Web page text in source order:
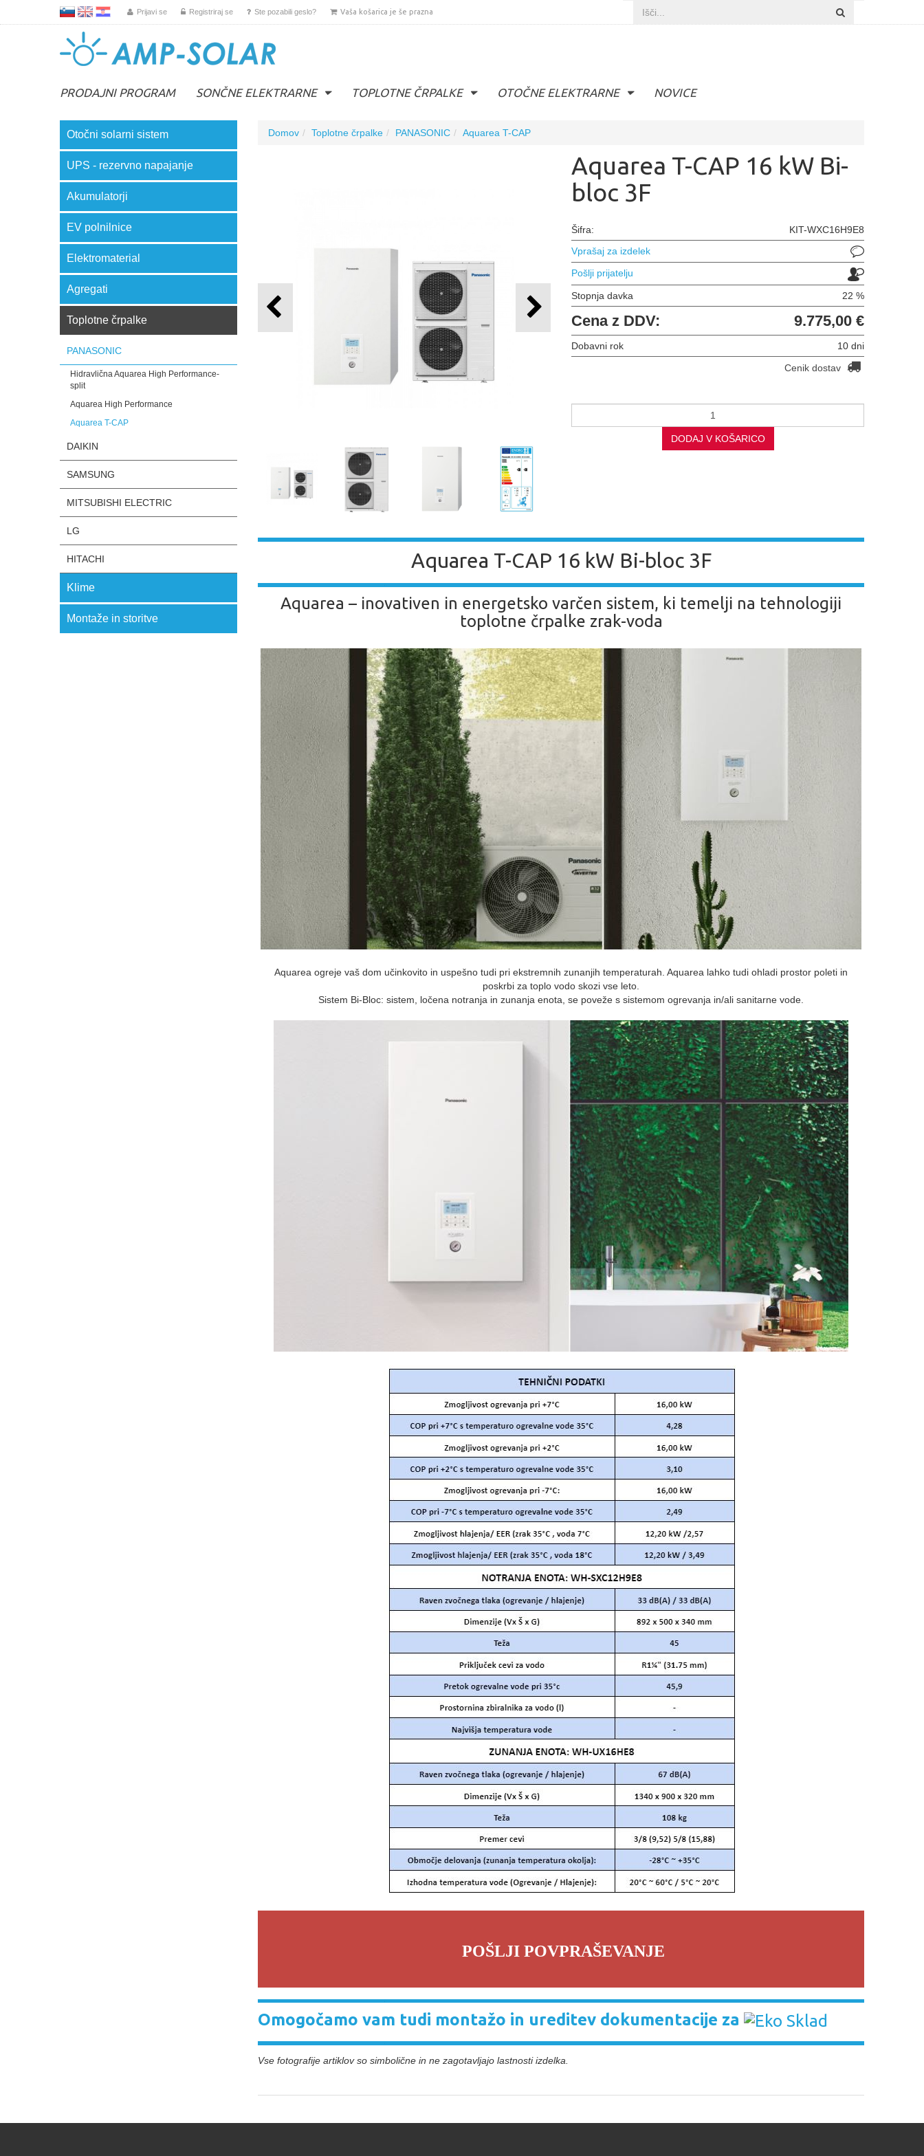
Prijavi se Registriraj se Ste pozabili geslo? Vaša košarica je še prazna
PRODAJNI PROGRAM SONČNE ELEKTRARNE TOPLOTNE ČRPALKE OTOČNE ELEKTRARNE NOVICE
Otočni solarni sistem
UPS - rezervno napajanje
Akumulatorji
EV polnilnice
Elektromaterial
Agregati
Toplotne črpalke
PANASONIC
Hidravlična Aquarea High Performance-
split
Aquarea High Performance
Aquarea T-CAP
DAIKIN
SAMSUNG
MITSUBISHI ELECTRIC
LG
HITACHI
Klime
Montaže in storitve
Domov Toplotne črpalke PANASONIC Aquarea T-CAP
Aquarea T-CAP 16 kW Bi-
bloc 3F
Šifra:
KIT-WXC16H9E8
Vprašaj za izdelek
Pošlji prijatelju
Stopnja davka 22 %
Cena z DDV: 9.775,00 €
Dobavni rok
10 dni
Cenik dostav
DODAJ V KOŠARICO
Aquarea T-CAP 16 kW Bi-bloc 3F
Aquarea – inovativen in energetsko varčen sistem, ki temelji na tehnologiji
toplotne črpalke zrak-voda
Aquarea ogreje vaš dom učinkovito in uspešno tudi pri ekstremnih zunanjih temperaturah. Aquarea lahko tudi ohladi prostor poleti in
poskrbi za toplo vodo skozi vse leto.
Sistem Bi‑Bloc: sistem, ločena notranja in zunanja enota, se poveže s sistemom ogrevanja in/ali sanitarne vode.
POŠLJI POVPRAŠEVANJE
Omogočamo vam tudi montažo in ureditev dokumentacije za
Vse fotografije artiklov so simbolične in ne zagotavljajo lastnosti izdelka.